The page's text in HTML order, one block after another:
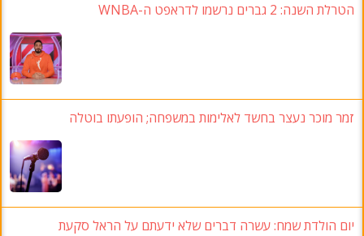
הטרלת השנה: 2 גברים נרשמו לדראפט ה-WNBA
זמר מוכר נעצר בחשד לאלימות במשפחה; הופעתו בוטלה
יום הולדת שמח: עשרה דברים שלא ידעתם על הראל סקעת